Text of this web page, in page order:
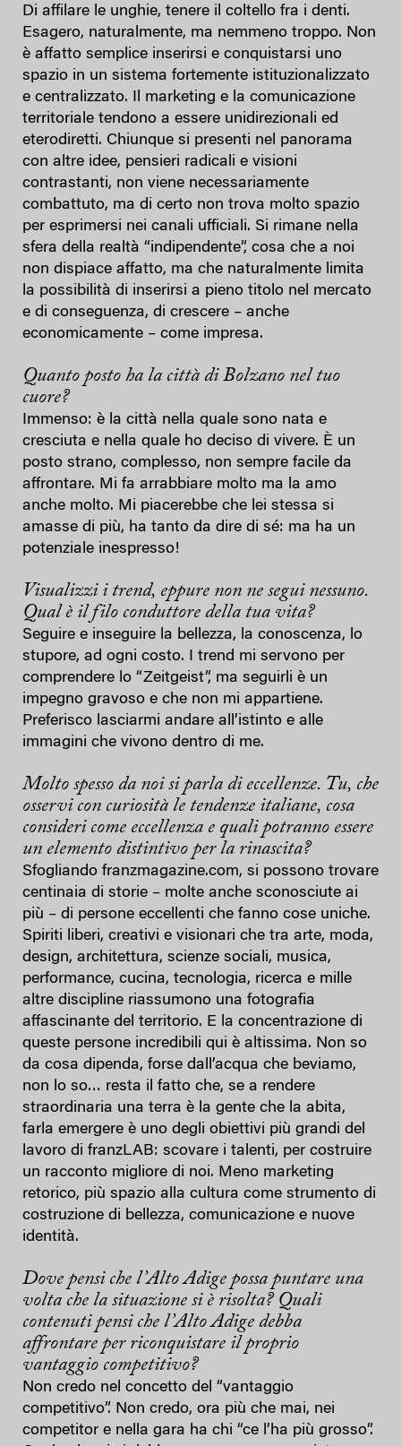
Di affilare le unghie, tenere il coltello fra i denti.
Esagero, naturalmente, ma nemmeno troppo. Non
è affatto semplice inserirsi e conquistarsi uno
spazio in un sistema fortemente istituzionalizzato
e centralizzato. Il marketing e la comunicazione
territoriale tendono a essere unidirezionali ed
eterodiretti. Chiunque si presenti nel panorama
con altre idee, pensieri radicali e visioni
contrastanti, non viene necessariamente
combattuto, ma di certo non trova molto spazio
per esprimersi nei canali ufficiali. Si rimane nella
sfera della realtà “indipendente”, cosa che a noi
non dispiace affatto, ma che naturalmente limita
la possibilità di inserirsi a pieno titolo nel mercato
e di conseguenza, di crescere – anche
economicamente – come impresa.
Quanto posto ha la città di Bolzano nel tuo
cuore?
Immenso: è la città nella quale sono nata e
cresciuta e nella quale ho deciso di vivere. È un
posto strano, complesso, non sempre facile da
affrontare. Mi fa arrabbiare molto ma la amo
anche molto. Mi piacerebbe che lei stessa si
amasse di più, ha tanto da dire di sé: ma ha un
potenziale inespresso!
Visualizzi i trend, eppure non ne segui nessuno.
Qual è il filo conduttore della tua vita?
Seguire e inseguire la bellezza, la conoscenza, lo
stupore, ad ogni costo. I trend mi servono per
comprendere lo “Zeitgeist”, ma seguirli è un
impegno gravoso e che non mi appartiene.
Preferisco lasciarmi andare all’istinto e alle
immagini che vivono dentro di me.
Molto spesso da noi si parla di eccellenze. Tu, che
osservi con curiosità le tendenze italiane, cosa
consideri come eccellenza e quali potranno essere
un elemento distintivo per la rinascita?
Sfogliando franzmagazine.com, si possono trovare
centinaia di storie – molte anche sconosciute ai
più – di persone eccellenti che fanno cose uniche.
Spiriti liberi, creativi e visionari che tra arte, moda,
design, architettura, scienze sociali, musica,
performance, cucina, tecnologia, ricerca e mille
altre discipline riassumono una fotografia
affascinante del territorio. E la concentrazione di
queste persone incredibili qui è altissima. Non so
da cosa dipenda, forse dall’acqua che beviamo,
non lo so… resta il fatto che, se a rendere
straordinaria una terra è la gente che la abita,
farla emergere è uno degli obiettivi più grandi del
lavoro di franzLAB: scovare i talenti, per costruire
un racconto migliore di noi. Meno marketing
retorico, più spazio alla cultura come strumento di
costruzione di bellezza, comunicazione e nuove
identità.
Dove pensi che l’Alto Adige possa puntare una
volta che la situazione si è risolta? Quali
contenuti pensi che l’Alto Adige debba
affrontare per riconquistare il proprio
vantaggio competitivo?
Non credo nel concetto del “vantaggio
competitivo”. Non credo, ora più che mai, nei
competitor e nella gara ha chi “ce l’ha più grosso”.